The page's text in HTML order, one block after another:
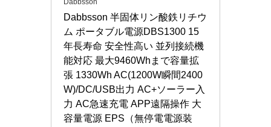
Dabbsson
Dabbsson 半固体リン酸鉄リチウ
ム ポータブル電源DBS1300 15
年長寿命 安全性高い 並列接続機
能対応 最大9460Whまで容量拡
張 1330Wh AC(1200W瞬間2400
W)/DC/USB出力 AC+ソーラー入
力 AC急速充電 APP遠隔操作 大
容量電源 EPS（無停電電源装